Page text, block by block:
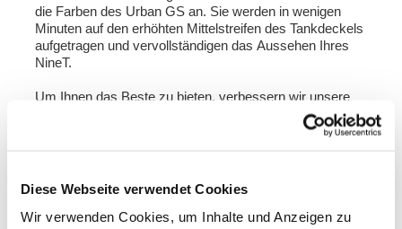
Diese Webseite verwendet Cookies
Wir verwenden Cookies, um Inhalte und Anzeigen zu
die Farben des Urban GS an. Sie werden in wenigen
Minuten auf den erhöhten Mittelstreifen des Tankdeckels
aufgetragen und vervollständigen das Aussehen Ihres
NineT.
Um Ihnen das Beste zu bieten, verbessern wir unsere
Produkte ständig im Detail. Die Bilder können auf eine
INFORMATIONEN ANFORDERN